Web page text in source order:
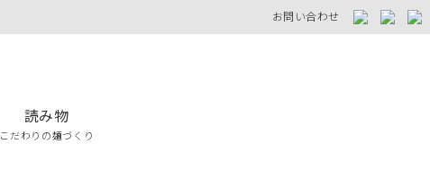
お問い合わせ
読み物
こだわりの麺づくり